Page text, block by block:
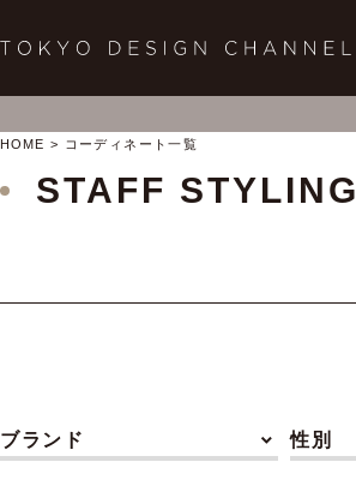
HOME コーディネート一覧
STAFF STYLING
ブランド 性別